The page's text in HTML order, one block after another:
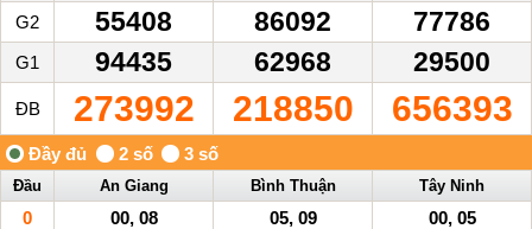
G2 55408 86092 77786
G1 94435 62968 29500
ĐB 273992 218850 656393
Đầu An Giang Bình Thuận Tây Ninh
0 00, 08 05, 09
00, 05